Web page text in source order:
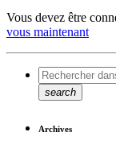
Vous devez être
vous maintenant
search
Archives